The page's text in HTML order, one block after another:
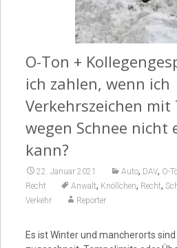
O-Ton +
ich zahlen, wenn ich
Verkehrszeichen
wegen Schnee nicht
kann?
22. Januar 2021 Auto, DAV, O-
Recht Anwalt, Knöllchen, Recht,
Verkehr Reporter
Es ist Winter und mancherorts